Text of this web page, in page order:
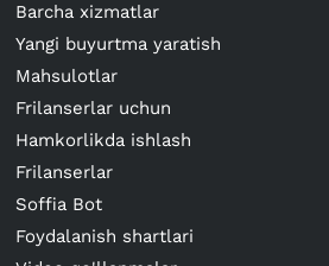
Barcha xizmatlar
Yangi buyurtma yaratish
Mahsulotlar
Frilanserlar uchun
Hamkorlikda ishlash
Frilanserlar
Soffia Bot
Foydalanish shartlari